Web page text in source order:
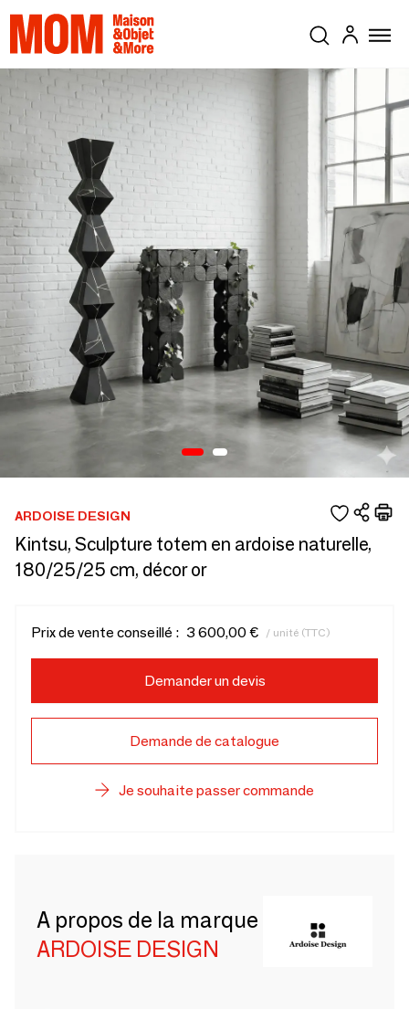
ARDOISE DESIGN
Kintsu, Sculpture totem en ardoise naturelle,
180/25/25 cm, décor or
Prix de vente conseillé : 3 600,00 € / unité (TTC)
Demander un devis
Demande de catalogue
Je souhaite passer commande
A propos de la marque
ARDOISE DESIGN